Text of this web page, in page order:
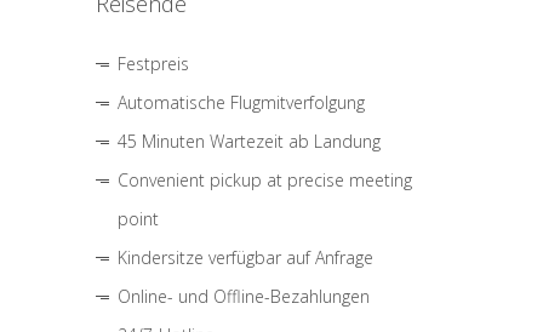
Festpreis
Automatische Flugmitverfolgung
45 Minuten Wartezeit ab Landung
Convenient pickup at precise meeting
point
Kindersitze verfügbar auf Anfrage
Online- und Offline-Bezahlungen